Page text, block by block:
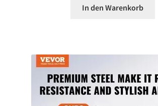
In den Warenkorb